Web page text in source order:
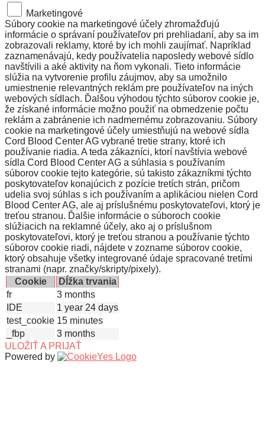
Marketingové
Súbory cookie na marketingové účely zhromažďujú
informácie o správaní používateľov pri prehliadaní, aby sa im
zobrazovali reklamy, ktoré by ich mohli zaujímať. Napríklad
zaznamenávajú, kedy používatelia naposledy webové sídlo
navštívili a aké aktivity na ňom vykonali. Tieto informácie
slúžia na vytvorenie profilu záujmov, aby sa umožnilo
umiestnenie relevantných reklám pre používateľov na iných
webových sídlach. Ďalšou výhodou týchto súborov cookie je,
že získané informácie možno použiť na obmedzenie počtu
reklám a zabránenie ich nadmernému zobrazovaniu. Súbory
cookie na marketingové účely umiestňujú na webové sídla
Cord Blood Center AG vybrané tretie strany, ktoré ich
používanie riadia. A teda zákazníci, ktorí navštívia webové
sídla Cord Blood Center AG a súhlasia s používaním
súborov cookie tejto kategórie, sú takisto zákazníkmi týchto
poskytovateľov konajúcich z pozície tretích strán, pričom
udelia svoj súhlas s ich používaním a aplikáciou nielen Cord
Blood Center AG, ale aj príslušnému poskytovateľovi, ktorý je
treťou stranou. Ďalšie informácie o súboroch cookie
slúžiacich na reklamné účely, ako aj o príslušnom
poskytovateľovi, ktorý je treťou stranou a používanie týchto
súborov cookie riadi, nájdete v zozname súborov cookie,
ktorý obsahuje všetky integrované údaje spracované tretími
stranami (napr. značky/skripty/pixely).
Cookie
Dĺžka trvania
fr
3 months
IDE
1 year 24 days
test_cookie 15 minutes
_fbp
3 months
ULOŽIŤ A PRIJAŤ
Powered by